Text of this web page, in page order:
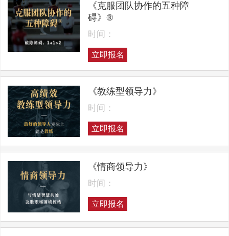
《克服团队协作的五种障
碍》®
时间：
立即报名
《教练型领导力》
时间：
立即报名
《情商领导力》
时间：
立即报名